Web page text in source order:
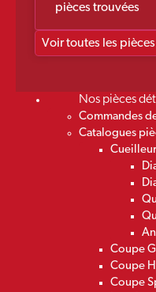
pièces trouvées
Voir toutes les pièces
Nos pièces
Commandes
Catalogues
Coupe
Coupe
Coupe